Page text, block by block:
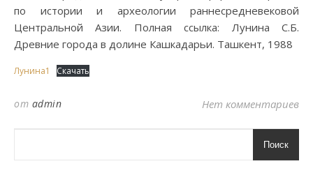
по истории и археологии раннесредневековой
Центральной Азии. Полная ссылка: Лунина С.Б.
Древние города в долине Кашкадарьи. Ташкент, 1988
Лунина1 Скачать
от admin Нет комментариев
Поиск